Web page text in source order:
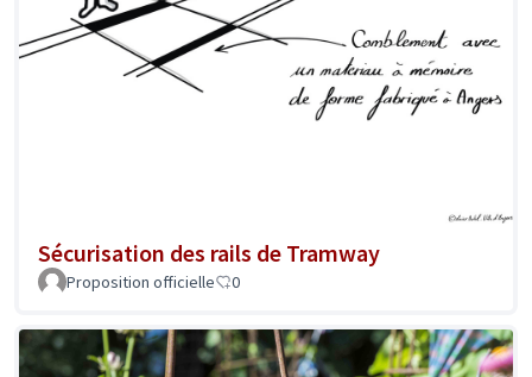
Sécurisation des rails de Tramway
Proposition officielle 0